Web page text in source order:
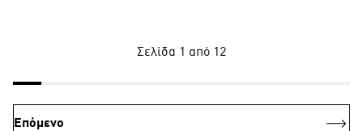
Σελίδα 1 από 12
Επόμενο